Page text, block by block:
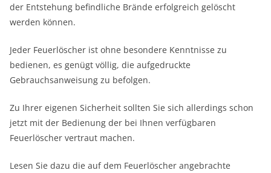
der Entstehung befindliche Brände erfolgreich gelöscht
werden können.
Jeder Feuerlöscher ist ohne besondere Kenntnisse zu
bedienen, es genügt völlig, die aufgedruckte
Gebrauchsanweisung zu befolgen.
Zu Ihrer eigenen Sicherheit sollten Sie sich allerdings schon
jetzt mit der Bedienung der bei Ihnen verfügbaren
Feuerlöscher vertraut machen.
Lesen Sie dazu die auf dem Feuerlöscher angebrachte